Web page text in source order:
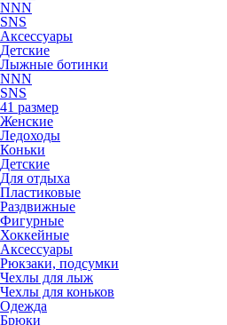
NNN
SNS
Аксессуары
Детские
Лыжные ботинки
NNN
SNS
41 размер
Женские
Ледоходы
Коньки
Детские
Для отдыха
Пластиковые
Раздвижные
Фигурные
Хоккейные
Аксессуары
Рюкзаки, подсумки
Чехлы для лыж
Чехлы для коньков
Одежда
Брюки